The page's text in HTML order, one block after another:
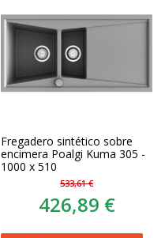
Fregadero sintético sobre
encimera Poalgi Kuma 305 -
1000 x 510
533,61 €
426,89 €